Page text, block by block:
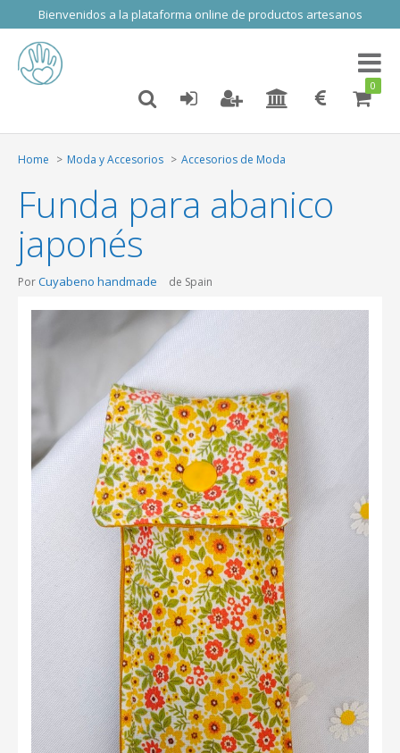
Bienvenidos a la plataforma online de productos artesanos
Toggle
0
Home Moda y Accesorios Accesorios de Moda
Funda para abanico
japonés
PorCuyabeno handmade de Spain